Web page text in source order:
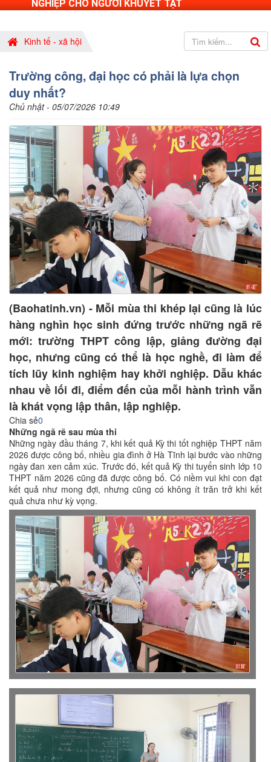
NGHIỆP CHO NGƯỜI KHUYẾT TẬT
Kinh tế - xã hội
Trường công, đại học có phải là lựa chọn
duy nhất?
Chủ nhật - 05/07/2026 10:49
(Baohatinh.vn) - Mỗi mùa thi khép lại cũng là lúc
hàng nghìn học sinh đứng trước những ngã rẽ
mới: trường THPT công lập, giảng đường đại
học, nhưng cũng có thể là học nghề, đi làm để
tích lũy kinh nghiệm hay khởi nghiệp. Dẫu khác
nhau về lối đi, điểm đến của mỗi hành trình vẫn
là khát vọng lập thân, lập nghiệp.
Chia sẻ0
Những ngã rẽ sau mùa thi
Những ngày đầu tháng 7, khi kết quả Kỳ thi tốt nghiệp THPT năm
2026 được công bố, nhiều gia đình ở Hà Tĩnh lại bước vào những
ngày đan xen cảm xúc. Trước đó, kết quả Kỳ thi tuyển sinh lớp 10
THPT năm 2026 cũng đã được công bố. Có niềm vui khi con đạt
kết quả như mong đợi, nhưng cũng có không ít trăn trở khi kết
quả chưa như kỳ vọng.